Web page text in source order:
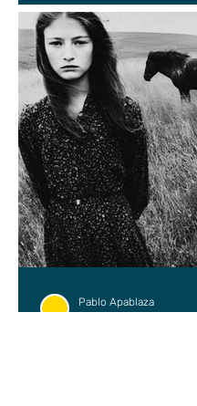
Pablo Apablaza